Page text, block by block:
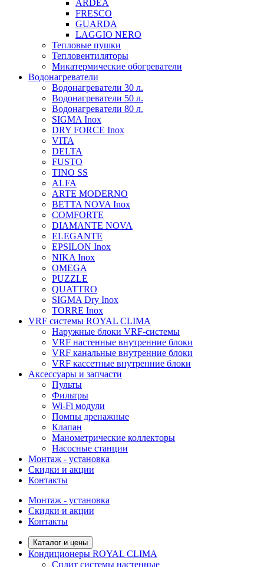
ARDEA
FRESCO
GUARDA
LAGGIO NERO
Тепловые пушки
Тепловентиляторы
Микатермические обогреватели
Водонагреватели
Водонагреватели 30 л.
Водонагреватели 50 л.
Водонагреватели 80 л.
SIGMA Inox
DRY FORCE Inox
VITA
DELTA
FUSTO
TINO SS
ALFA
ARTE MODERNO
BETTA NOVA Inox
COMFORTE
DIAMANTE NOVA
ELEGANTE
EPSILON Inox
NIKA Inox
OMEGA
PUZZLE
QUATTRO
SIGMA Dry Inox
TORRE Inox
VRF системы ROYAL CLIMA
Наружные блоки VRF-системы
VRF настенные внутренние блоки
VRF канальные внутренние блоки
VRF кассетные внутренние блоки
Аксессуары и запчасти
Пульты
Фильтры
Wi-Fi модули
Помпы дренажные
Клапан
Манометрические коллекторы
Насосные станции
Монтаж - установка
Скидки и акции
Контакты
Монтаж - установка
Скидки и акции
Контакты
Каталог и цены
Кондиционеры ROYAL CLIMA
Сплит системы настенные